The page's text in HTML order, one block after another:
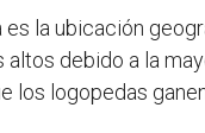
la ubicación
debido a la
los logopedas